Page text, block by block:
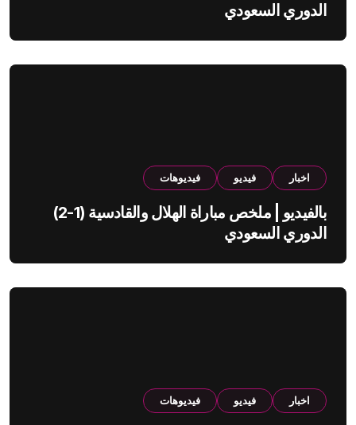
الدوري السعودي
اخبار فيديو فيديوهات
بالفيديو | ملخص مباراة الهلال والقادسية (1-2)
الدوري السعودي
اخبار فيديو فيديوهات